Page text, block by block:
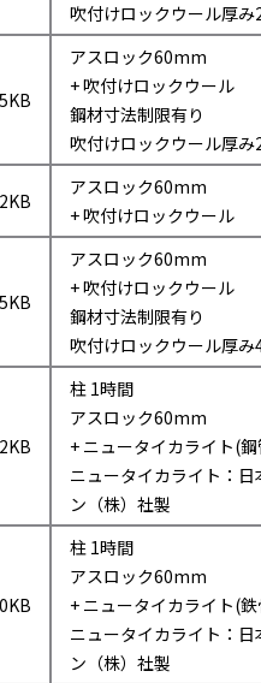
吹付けロックウール厚
アスロック60mm
+ 吹付けロックウール
鋼材寸法制限有り
吹付けロックウール厚
アスロック60mm
+ 吹付けロックウール
アスロック60mm
+ 吹付けロックウール
鋼材寸法制限有り
吹付けロックウール厚
柱 1時間
アスロック60mm
+ ニュータイカライト(
ニュータイカライト：
ン（株）社製
柱 1時間
アスロック60mm
+ ニュータイカライト(
ニュータイカライト：
ン（株）社製